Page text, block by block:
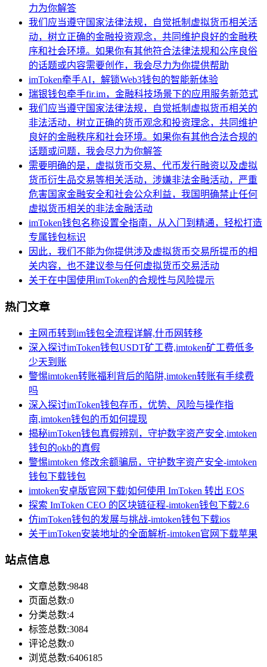
力为你解答
我们应当遵守国家法律法规，自觉抵制虚拟货币相关活
动，树立正确的金融投资观念，共同维护良好的金融秩
序和社会环境。如果你有其他符合法律法规和公序良俗
的话题或内容需要创作，我会尽力为你提供帮助
imToken牵手AI，解锁Web3钱包的智能新体验
瑞银钱包牵手fir.im，金融科技场景下的应用服务新范式
我们应当遵守国家法律法规，自觉抵制虚拟货币相关的
非法活动，树立正确的货币观念和投资理念，共同维护
良好的金融秩序和社会环境。如果你有其他合法合规的
话题或问题，我会尽力为你解答
需要明确的是，虚拟货币交易、代币发行融资以及虚拟
货币衍生品交易等相关活动，涉嫌非法金融活动，严重
危害国家金融安全和社会公众利益，我国明确禁止任何
虚拟货币相关的非法金融活动
imToken钱包名称设置全指南，从入门到精通，轻松打造
专属钱包标识
因此，我们不能为你提供涉及虚拟货币交易所提币的相
关内容，也不建议参与任何虚拟货币交易活动
关于在中国使用imToken的合规性与风险提示
热门文章
主网币转到im钱包全流程详解,什币网转移
深入探讨imToken钱包USDT矿工费,imtoken矿工费低多
少天到账
警惕imtoken转账福利背后的陷阱,imtoken转账有手续费
吗
深入探讨imToken钱包存币，优势、风险与操作指
南,imtoken钱包的币如何提现
揭秘imToken钱包真假辨别，守护数字资产安全,imtoken
钱包的okb的真假
警惕imtoken 修改余额骗局，守护数字资产安全-imtoken
钱包下载钱包
imtoken安卓版官网下载|如何使用 ImToken 转出 EOS
探索 ImToken CEO 的区块链征程-imtoken钱包下载2.6
仿imToken钱包的发展与挑战-imtoken钱包下载ios
关于imToken安装地址的全面解析-imtoken官网下载苹果
站点信息
文章总数:9848
页面总数:0
分类总数:4
标签总数:3084
评论总数:0
浏览总数:6406185